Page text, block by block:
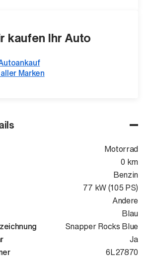
Motorrad
0 km
Benzin
77 kW (105 PS)
Andere
Blau
Snapper Rocks Blue
Ja
6L27870
kaufen Ihr Auto
Marken